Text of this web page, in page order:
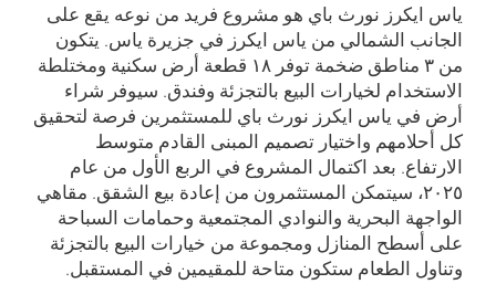
ياس ايكرز نورث باي هو مشروع فريد من نوعه يقع على
الجانب الشمالي من ياس ايكرز في جزيرة ياس. يتكون
من ۳ مناطق ضخمة توفر ۱۸ قطعة أرض سكنية ومختلطة
الاستخدام لخيارات البيع بالتجزئة وفندق. سيوفر شراء
أرض في ياس ايكرز نورث باي للمستثمرين فرصة لتحقيق
كل أحلامهم واختيار تصميم المبنى القادم متوسط
الارتفاع. بعد اكتمال المشروع في الربع الأول من عام
۲۰۲٥، سيتمكن المستثمرون من إعادة بيع الشقق. مقاهي
الواجهة البحرية والنوادي المجتمعية وحمامات السباحة
على أسطح المنازل ومجموعة من خيارات البيع بالتجزئة
وتناول الطعام ستكون متاحة للمقيمين في المستقبل.